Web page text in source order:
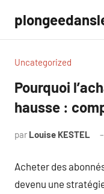
contenu
Uncategorized
Pourquoi
hausse :
par Louise KESTEL
Acheter des
devenu une